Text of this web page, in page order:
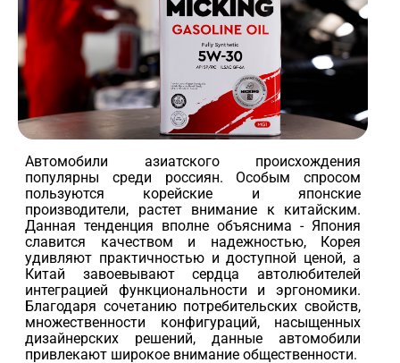
Автомобили азиатского происхождения
популярны среди россиян. Особым спросом
пользуются корейские и японские
производители, растет внимание к китайским.
Данная тенденция вполне объяснима - Япония
славится качеством и надежностью, Корея
удивляют практичностью и доступной ценой, а
Китай завоевывают сердца автолюбителей
интеграцией функциональности и эргономики.
Благодаря сочетанию потребительских свойств,
множественности конфигураций, насыщенных
дизайнерских решений, данные автомобили
привлекают широкое внимание общественности.